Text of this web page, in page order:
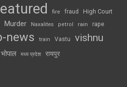
fire fraud High Court
Murder Naxalites petrol rain rape
news train Vastu vishnu
भोपाल मध्य प्रदेश रायपुर